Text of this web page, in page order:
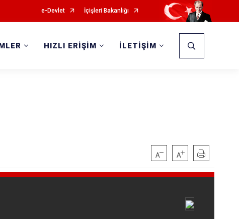
e-Devlet İçişleri Bakanlığı
HIZLI ERİŞİM İLETİŞİM